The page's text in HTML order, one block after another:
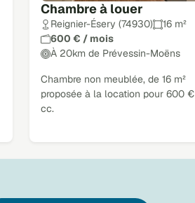
Chambre à louer
Reignier-Ésery (74930)
16 m²
600 € / mois
À 20km de Prévessin-Moëns
Chambre non meublée, de 16 m²
proposée à la location pour 600 €
cc.